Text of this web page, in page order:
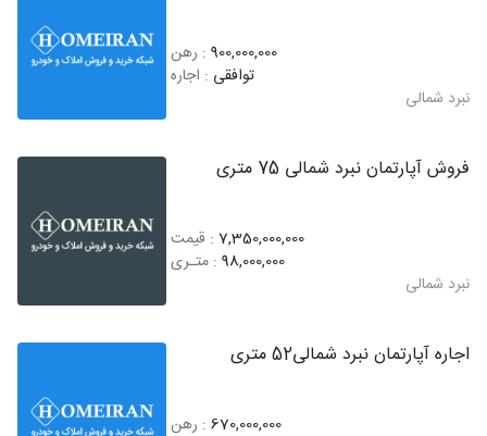
900,000,000 : رهن
توافقی : اجاره
نبرد شمالی
فروش آپارتمان نبرد شمالی 75 متری
7,350,000,000 : قیمت
98,000,000 : متـری
نبرد شمالی
اجاره آپارتمان نبرد شمالی52 متری
670,000,000 : رهن